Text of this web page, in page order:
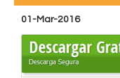
01-Mar-2016